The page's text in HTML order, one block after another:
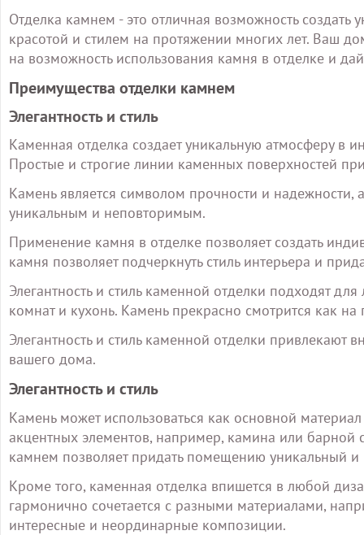
Отделка камнем - это отличная возможность создать
красотой и стилем на протяжении многих лет. Ваш
на возможность использования камня в отделке и
Преимущества отделки камнем
Элегантность и стиль
Каменная отделка создает уникальную атмосферу в
Простые и строгие линии каменных поверхностей
Камень является символом прочности и надежности,
уникальным и неповторимым.
Применение камня в отделке позволяет создать
камня позволяет подчеркнуть стиль интерьера и
Элегантность и стиль каменной отделки подходят
комнат и кухонь. Камень прекрасно смотрится как
Элегантность и стиль каменной отделки
вашего дома.
Элегантность и стиль
Камень может использоваться как основной
акцентных элементов, например, камина или барной
камнем позволяет придать помещению уникальный
Кроме того, каменная отделка впишется в любой
гармонично сочетается с разными материалами,
интересные и неординарные композиции.